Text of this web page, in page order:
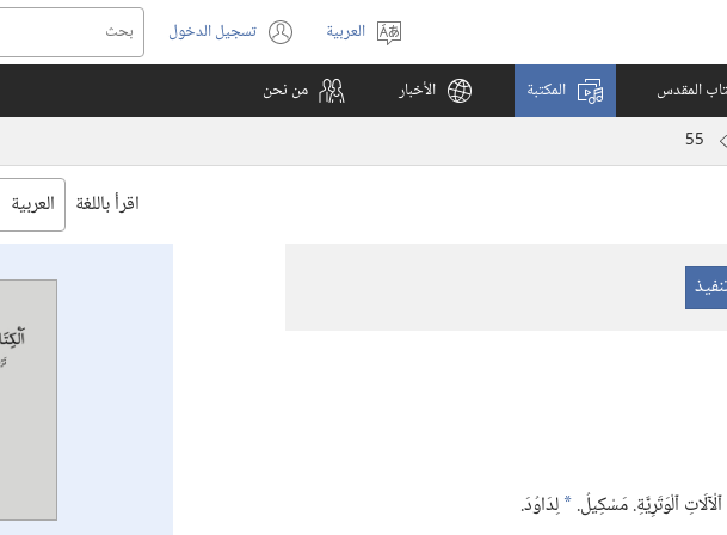
اختر
اللغة
العربية تسجيل الدخول
(يفتح
نافذة
المقدس المكتبة الأخبار من نحن
55
اقرأ باللغة
ٱلْوَتَرِيَّةِ.‏ مَسْكِيلُ.‏ *لِدَاوُدَ.‏